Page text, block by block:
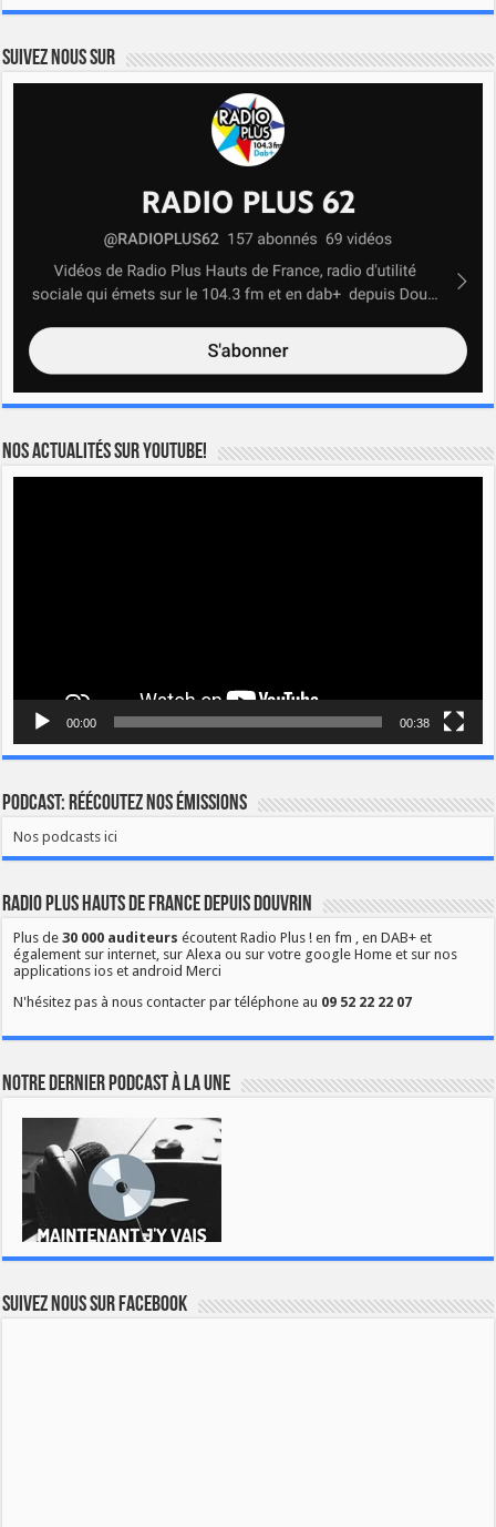
Suivez nous sur
Nos actualités sur YOUTUBE!
00:00 00:38
Podcast: Réécoutez nos émissions
Nos podcasts ici
Radio Plus Hauts de France depuis Douvrin
Plus de30 000 auditeurs écoutent Radio Plus ! en fm , en DAB+ et
également sur internet, sur Alexa ou sur votre google Home et sur nos
applications ios et android Merci
N'hésitez pas à nous contacter par téléphone au 09 52 22 22 07
Notre dernier podcast à la une
Suivez nous sur Facebook